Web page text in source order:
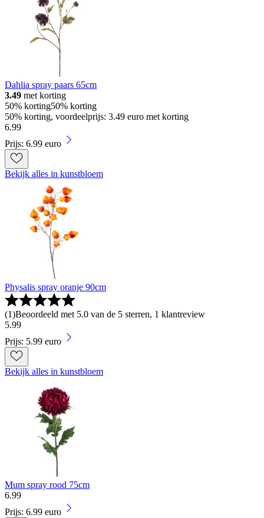
Dahlia spray paars 65cm
3.49 met korting
50% korting50% korting
50% korting, voordeelprijs: 3.49 euro met korting
6.99
Prijs: 6.99 euro
Bekijk alles in kunstbloem
Physalis spray oranje 90cm
(1)Beoordeeld met 5.0 van de 5 sterren, 1 klantreview
5.99
Prijs: 5.99 euro
Bekijk alles in kunstbloem
Mum spray rood 75cm
6.99
Prijs: 6.99 euro